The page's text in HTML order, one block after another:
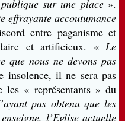
sur une place ».
effrayante accoutumance
entre paganisme et
et artificieux. « Le
que nous ne devons pas
insolence, il ne sera pas
« représentants » du
pas obtenu que les
l’Eglise actuelle